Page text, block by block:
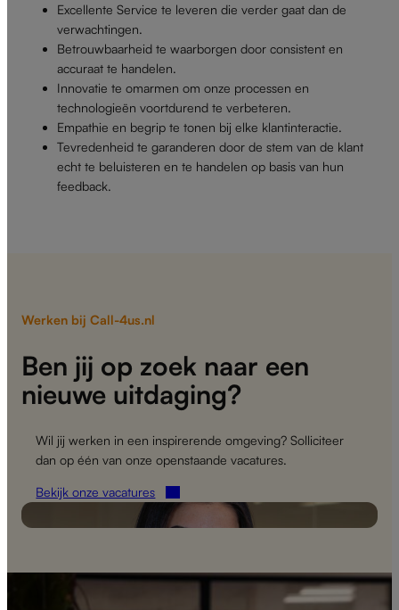
Excellente Service te leveren die verder gaat dan de
verwachtingen.
Betrouwbaarheid te waarborgen door consistent en
accuraat te handelen.
Innovatie te omarmen om onze processen en
technologieën voortdurend te verbeteren.
Empathie en begrip te tonen bij elke klantinteractie.
Tevredenheid te garanderen door de stem van de klant
echt te beluisteren en te handelen op basis van hun
feedback.
Werken bij Call-4us.nl
Ben jij op zoek naar een
nieuwe uitdaging?
Wil jij werken in een inspirerende omgeving? Solliciteer
dan op één van onze openstaande vacatures.
Bekijk onze vacatures